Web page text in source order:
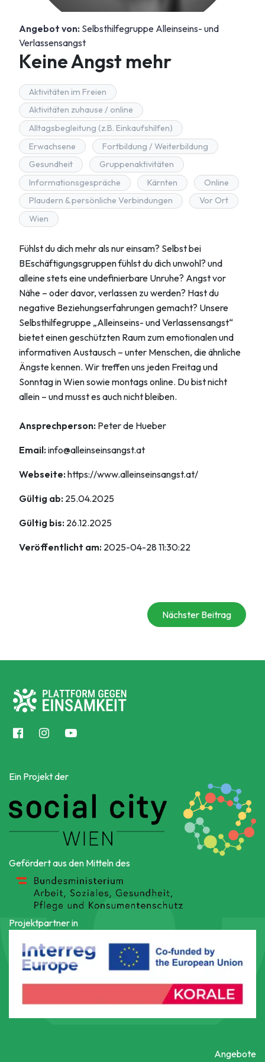
Angebot von: Selbsthilfegruppe Alleinseins- und
Verlassensangst
Keine Angst mehr
Aktivitäten im Freien
Aktivitäten zuhause / online
Alltagsbegleitung (z.B. Einkaufshilfen)
Erwachsene
Fortbildung / Weiterbildung
Gesundheit
Gruppenaktivitäten
Informationsgespräche
Kärnten
Online
Plaudern & persönliche Verbindungen
Vor Ort
Wien
Fühlst du dich mehr als nur einsam? Selbst bei
BEschäftigungsgruppen fühlst du dich unwohl? und
alleine stets eine undefinierbare Unruhe? Angst vor
Nähe – oder davor, verlassen zu werden? Hast du
negative Beziehungserfahrungen gemacht? Unsere
Selbsthilfegruppe „Alleinseins- und Verlassensangst“
bietet einen geschützten Raum zum emotionalen und
informativen Austausch – unter Menschen, die ähnliche
Ängste kennen. Wir treffen uns jeden Freitag und
Sonntag in Wien sowie montags online. Du bist nicht
allein – und musst es auch nicht bleiben.
Ansprechperson: Peter de Hueber
Email:info@alleinseinsangst.at
Webseite:https://www.alleinseinsangst.at/
Gültig ab: 25.04.2025
Gültig bis: 26.12.2025
Veröffentlicht am: 2025-04-28 11:30:22
Nächster Beitrag
Ein Projekt der
Gefördert aus den Mitteln des
Projektpartner in
Angebote